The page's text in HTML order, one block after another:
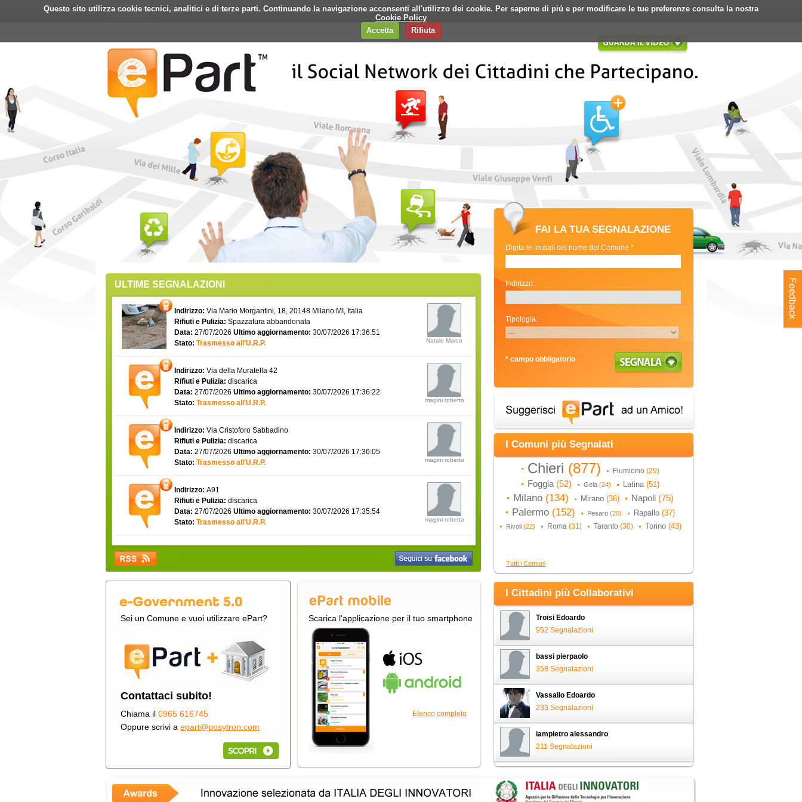
Questo sito utilizza cookie tecnici, analitici e di terze parti. Continuando la navigazione acconsenti all'utilizzo dei cookie. Per saperne di piú e per modificare le tue preferenze consulta la nostra
Cookie Policy
Accetta
Rifiuta
Home ePart Mobile Faq Contatti Banner Login Registrati
ULTIME SEGNALAZIONI
Indirizzo: Via Mario Morgantini, 18, 20148 Milano MI, Italia
Rifiuti e Pulizia: Spazzatura abbandonata
Data: 27/07/2026 Ultimo aggiornamento: 30/07/2026 17:36:51
Stato: Trasmesso all'U.R.P. Natale Marco
Indirizzo: Via della Muratella 42
Rifiuti e Pulizia: discarica
Data: 27/07/2026 Ultimo aggiornamento: 30/07/2026 17:36:22
Stato: Trasmesso all'U.R.P. magini roberto
Indirizzo: Via Cristoforo Sabbadino
Rifiuti e Pulizia: discarica
Data: 27/07/2026 Ultimo aggiornamento: 30/07/2026 17:36:05
Stato: Trasmesso all'U.R.P. magini roberto
Indirizzo: A91
Rifiuti e Pulizia: discarica
Data: 27/07/2026 Ultimo aggiornamento: 30/07/2026 17:35:54
Stato: Trasmesso all'U.R.P. magini roberto
Sei un Comune e vuoi utilizzare ePart?
Contattaci subito!
Chiama il 0965 616745
Oppure scrivi a epart@posytron.com
Scarica l'applicazione per il tuo smartphone
Elenco completo
FAI LA TUA SEGNALAZIONE
Digita le iniziali del nome del Comune *
Indirizzo:
Tipologia:
* campo obbligatorio
I Comuni più Segnalati
Chieri (877) Fiumicino (29)
Foggia (52) Gela (24) Latina (51)
Milano (134) Mirano (36) Napoli (75)
Palermo (152) Pesaro (20) Rapallo (37)
Rivoli (22) Roma (31) Taranto (30) Torino (43)
Tutti i Comuni
I Cittadini più Collaborativi
Troisi Edoardo
952 Segnalazioni
bassi pierpaolo
358 Segnalazioni
Vassallo Edoardo
233 Segnalazioni
iampietro alessandro
211 Segnalazioni